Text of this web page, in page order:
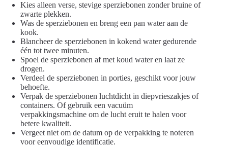
Kies alleen verse, stevige sperziebonen zonder bruine of
zwarte plekken.
Was de sperziebonen en breng een pan water aan de
kook.
Blancheer de sperziebonen in kokend water gedurende
één tot twee minuten.
Spoel de sperziebonen af met koud water en laat ze
drogen.
Verdeel de sperziebonen in porties, geschikt voor jouw
behoefte.
Verpak de sperziebonen luchtdicht in diepvrieszakjes of
containers. Of gebruik een vacuüm
verpakkingsmachine om de lucht eruit te halen voor
betere kwaliteit.
Vergeet niet om de datum op de verpakking te noteren
voor eenvoudige identificatie.